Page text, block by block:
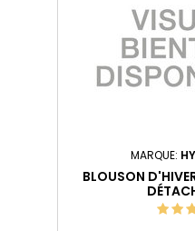
MARQUE:
BLOUSON